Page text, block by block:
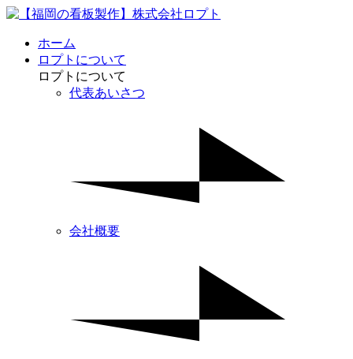
ホーム
ロプトについて
ロプトについて
代表あいさつ
会社概要